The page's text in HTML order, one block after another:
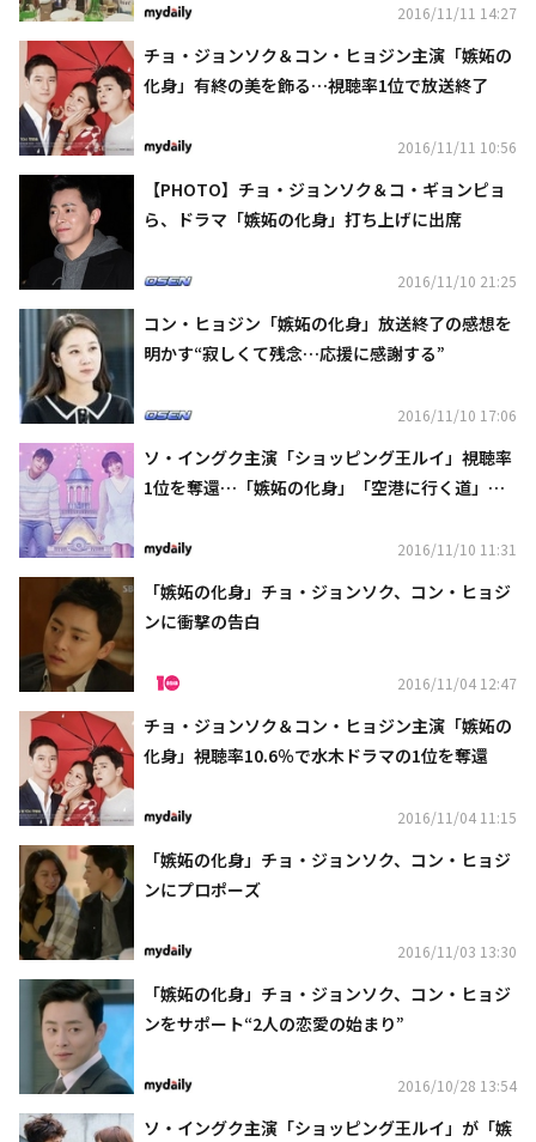
2016/11/11 14:27
チョ・ジョンソク＆コン・ヒョジン主演「嫉妬の
化身」有終の美を飾る…視聴率1位で放送終了
2016/11/11 10:56
【PHOTO】チョ・ジョンソク＆コ・ギョンピョ
ら、ドラマ「嫉妬の化身」打ち上げに出席
2016/11/10 21:25
コン・ヒョジン「嫉妬の化身」放送終了の感想を
明かす“寂しくて残念…応援に感謝する”
2016/11/10 17:06
ソ・イングク主演「ショッピング王ルイ」視聴率
1位を奪還…「嫉妬の化身」「空港に行く道」は
2016/11/10 11:31
「嫉妬の化身」チョ・ジョンソク、コン・ヒョジ
ンに衝撃の告白
2016/11/04 12:47
チョ・ジョンソク＆コン・ヒョジン主演「嫉妬の
化身」視聴率10.6％で水木ドラマの1位を奪還
2016/11/04 11:15
「嫉妬の化身」チョ・ジョンソク、コン・ヒョジ
ンにプロポーズ
2016/11/03 13:30
「嫉妬の化身」チョ・ジョンソク、コン・ヒョジ
ンをサポート“2人の恋愛の始まり”
2016/10/28 13:54
ソ・イングク主演「ショッピング王ルイ」が「嫉